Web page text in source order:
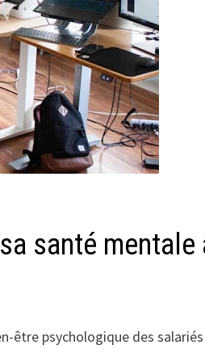
santé mentale
être psychologique des